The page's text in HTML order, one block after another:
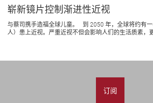
崭新镜片控制渐进性近视
与蔡司携手造福全球儿童。 到 2050 年，全球将约有
人）患上近视。严重近视不但会影响人们的生活质素，
订阅